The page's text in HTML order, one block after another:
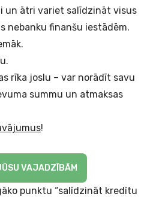
un ātri variet salīdzināt visus
nebanku finanšu iestādēm.
rīka joslu – var norādīt savu
summu un atmaksas
!
VAJADZĪBĀM
punktu “salīdzināt kredītu